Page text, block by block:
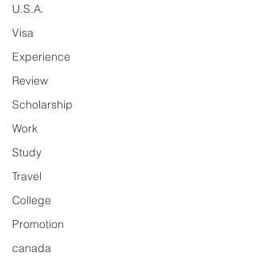
U.S.A.
Visa
Experience
Review
Scholarship
Work
Study
Travel
College
Promotion
canada